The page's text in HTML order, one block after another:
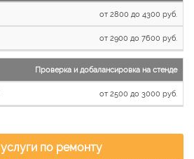
от 2800 до 4300 руб.
от 2900 до 7600 руб.
Проверка и добалансировка на стенде
от 2500 до 3000 руб.
по ремонту